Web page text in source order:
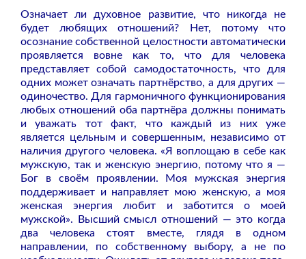
Означает ли духовное развитие, что никогда не
будет любящих отношений? Нет, потому что
осознание собственной целостности автоматически
проявляется вовне как то, что для человека
представляет собой самодостаточность, что для
одних может означать партнёрство, а для других —
одиночество. Для гармоничного функционирования
любых отношений оба партнёра должны понимать
и уважать тот факт, что каждый из них уже
является цельным и совершенным, независимо от
наличия другого человека. «Я воплощаю в себе как
мужскую, так и женскую энергию, потому что я —
Бог в своём проявлении. Моя мужская энергия
поддерживает и направляет мою женскую, а моя
женская энергия любит и заботится о моей
мужской». Высший смысл отношений — это когда
два человека стоят вместе, глядя в одном
направлении, по собственному выбору, а не по